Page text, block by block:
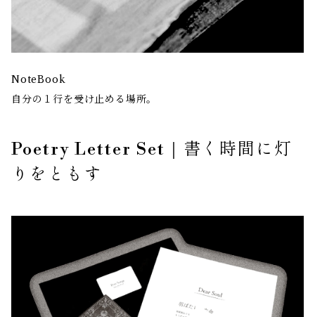
NoteBook
自分の１行を受け止める場所。
Poetry Letter Set｜書く時間に灯
りをともす